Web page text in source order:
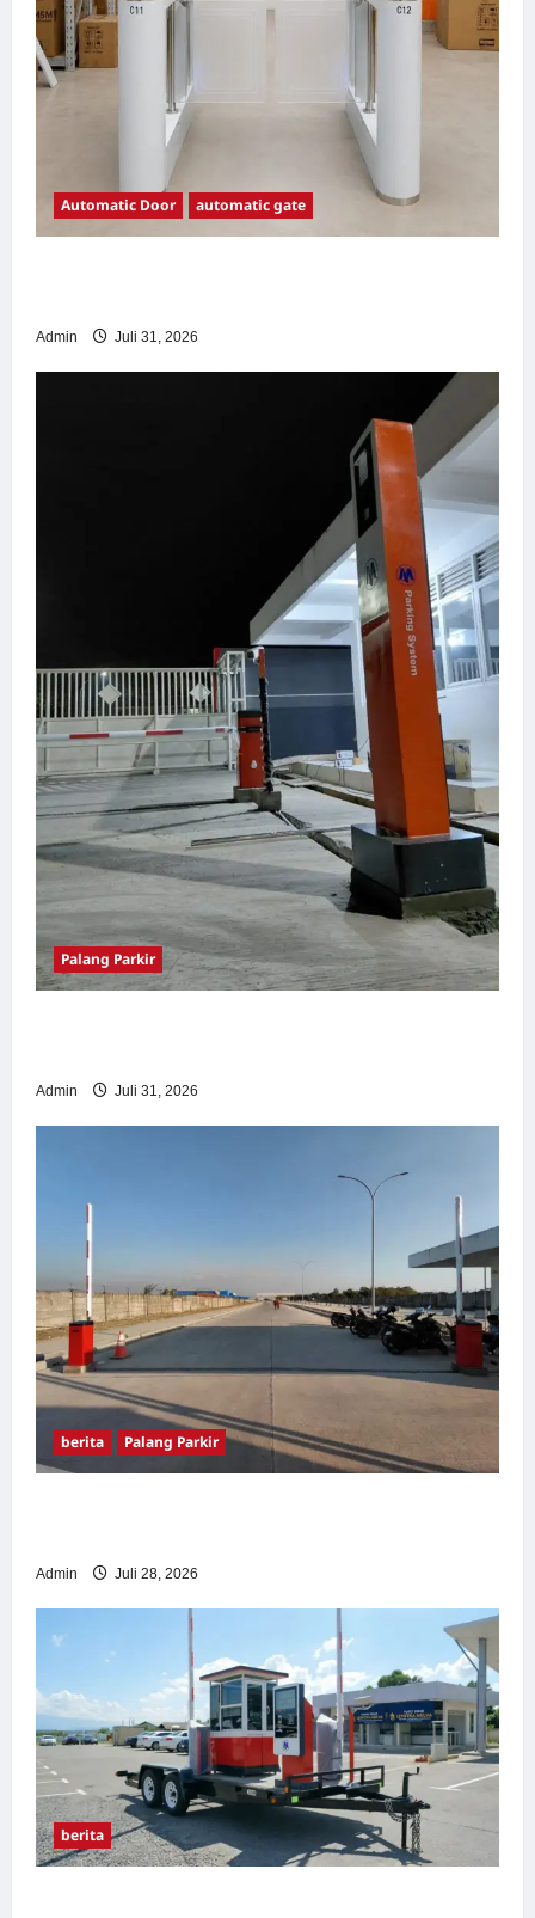
Automatic Door automatic gate
Admin Juli 31, 2026
Palang Parkir
Admin Juli 31, 2026
berita Palang Parkir
Admin Juli 28, 2026
berita